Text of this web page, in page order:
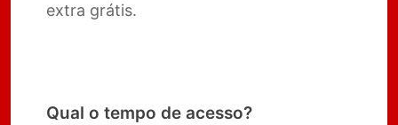
extra grátis.
Qual o tempo de acesso?